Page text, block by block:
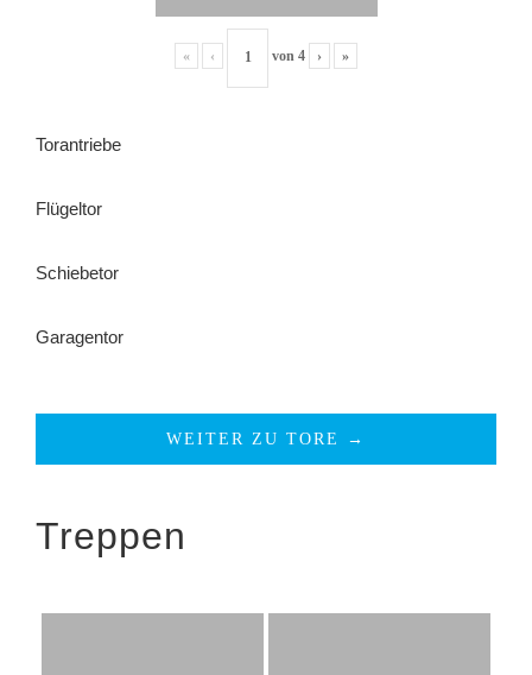
« ‹ von 4 › »
Torantriebe
Flügeltor
Schiebetor
Garagentor
WEITER ZU TORE →
Treppen